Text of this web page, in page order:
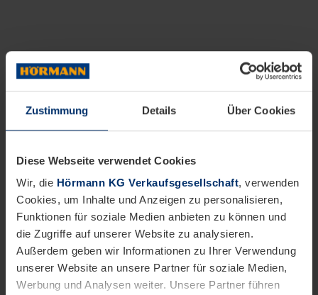
Zustimmung Details Über Cookies
Diese Webseite verwendet Cookies
Wir, die Hörmann KG Verkaufsgesellschaft, verwenden
Cookies, um Inhalte und Anzeigen zu personalisieren,
Funktionen für soziale Medien anbieten zu können und
die Zugriffe auf unserer Website zu analysieren.
Außerdem geben wir Informationen zu Ihrer Verwendung
unserer Website an unsere Partner für soziale Medien,
Werbung und Analysen weiter. Unsere Partner führen